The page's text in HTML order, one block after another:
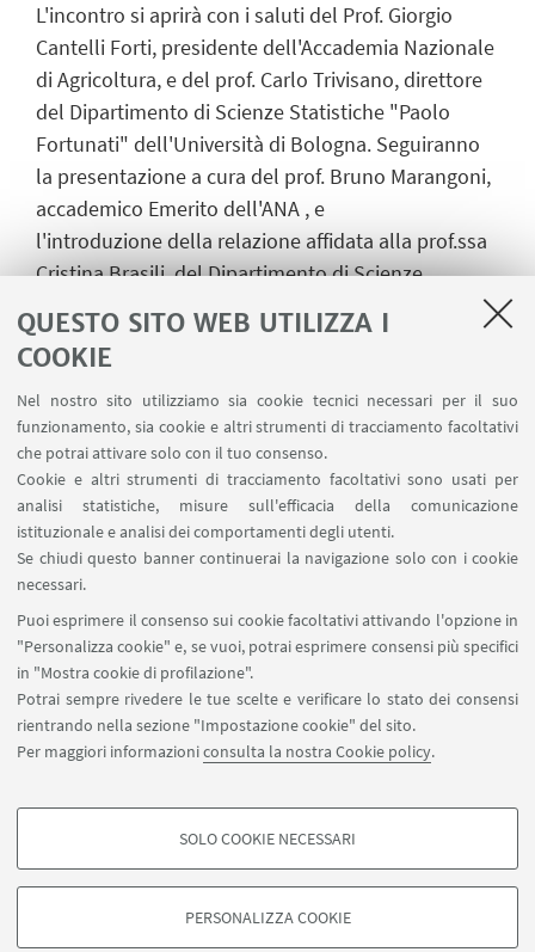
QUESTO SITO WEB UTILIZZA I
COOKIE
Nel nostro sito utilizziamo sia cookie tecnici necessari per il suo
funzionamento, sia cookie e altri strumenti di tracciamento facoltativi
che potrai attivare solo con il tuo consenso.
Cookie e altri strumenti di tracciamento facoltativi sono usati per
analisi statistiche, misure sull'efficacia della comunicazione
istituzionale e analisi dei comportamenti degli utenti.
Se chiudi questo banner continuerai la navigazione solo con i cookie
necessari.
Puoi esprimere il consenso sui cookie facoltativi attivando l'opzione in
"Personalizza cookie" e, se vuoi, potrai esprimere consensi più specifici
in "Mostra cookie di profilazione".
Potrai sempre rivedere le tue scelte e verificare lo stato dei consensi
rientrando nella sezione "Impostazione cookie" del sito.
Per maggiori informazioniconsulta la nostra Cookie policy.
COOKIE DI PROFILAZIONE - FACOLTATIVI
degli utenti, creare profili in base al loro comportamento sul sito, per analisi
SOLO COOKIE NECESSARI
PERSONALIZZA COOKIE
L'incontro si aprirà con i salutidel Prof. Giorgio
Cantelli Forti, presidente dell'Accademia Nazionale
di Agricoltura, e del prof. Carlo Trivisano, direttore
del Dipartimento di Scienze Statistiche "Paolo
Fortunati" dell'Università di Bologna. Seguiranno
la presentazione a cura del prof. Bruno Marangoni,
accademico Emerito dell'ANA , e
l'introduzionedella relazione affidata alla prof.ssa
Cristina Brasili, del Dipartimento di Scienze
Statistiche dell'Università di Bologna e Especialista
Asociada Extranjera del CEI-UCA.La conclusione
sarà moderata dal Prof. Roberto Fanfani
Accademico Ordinario dell'ANA.
Via Marsala 49
alumni@unibo.it
Chi siamo
Collabora con noi
App AMA Community
©Copyright 2022 - ALMA MATER STUDIORUM - Università di